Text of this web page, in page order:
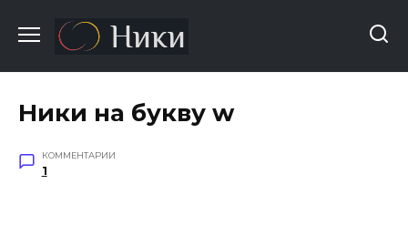
содержанию
Ники на букву w
КОММЕНТАРИИ
1